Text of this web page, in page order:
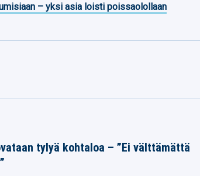
– yksi asia loisti poissaolollaan
tylyä kohtaloa – ”Ei välttämättä